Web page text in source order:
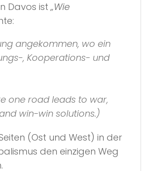
Davos ist„Wie
angekommen, wo ein
, Kooperations- und
one road leads to war,
win-win solutions.)
(Ost und West) in der
den einzigen Weg